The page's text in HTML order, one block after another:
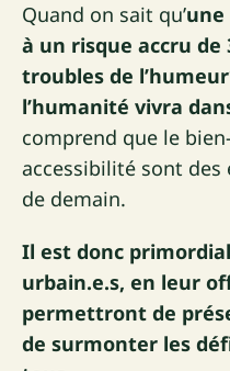
Quand on sait qu’une
à un risque accru de
troubles de l’humeur
l’humanité vivra
comprend que le
accessibilité sont des
de demain.
Il est donc
urbain.e.s, en leur
permettront de
de surmonter les